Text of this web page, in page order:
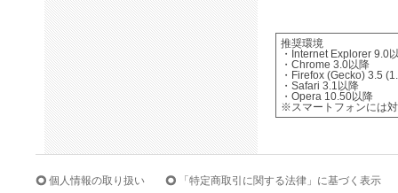
推奨環境
・Internet Explorer 9.0
・Chrome 3.0以降
・Firefox (Gecko) 3.5
・Safari 3.1以降
・Opera 10.50以降
※スマートフォンには
個人情報の取り扱い 「特定商取引に関する法律」に基づく表示